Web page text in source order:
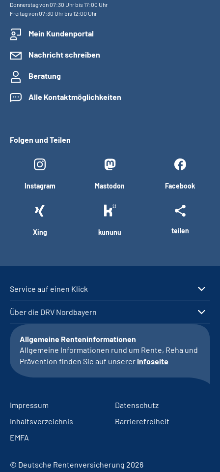
Donnerstag von 07:30 Uhr bis 17:00 Uhr
Freitag von 07:30 Uhr bis 12:00 Uhr
Mein Kundenportal
Nachricht schreiben
Beratung
Alle Kontaktmöglichkeiten
Folgen und Teilen
Instagram Mastodon Facebook
Xing kununu teilen
Service auf einen Klick
Über die DRV Nordbayern
Allgemeine Renteninformationen
Allgemeine Informationen rund um Rente, Reha und
Prävention finden Sie auf unserer Infoseite
Impressum
Datenschutz
Inhaltsverzeichnis
Barrierefreiheit
EMFA
© Deutsche Rentenversicherung 2026